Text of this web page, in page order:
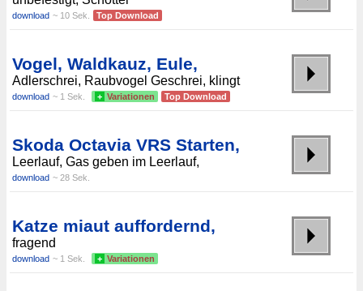
download ~ 10 Sek. Top Download
Vogel, Waldkauz, Eule,
Adlerschrei, Raubvogel Geschrei, klingt
download ~ 1 Sek. + Variationen Top Download
Skoda Octavia VRS Starten,
Leerlauf, Gas geben im Leerlauf,
download ~ 28 Sek.
Katze miaut auffordernd,
fragend
download ~ 1 Sek. + Variationen